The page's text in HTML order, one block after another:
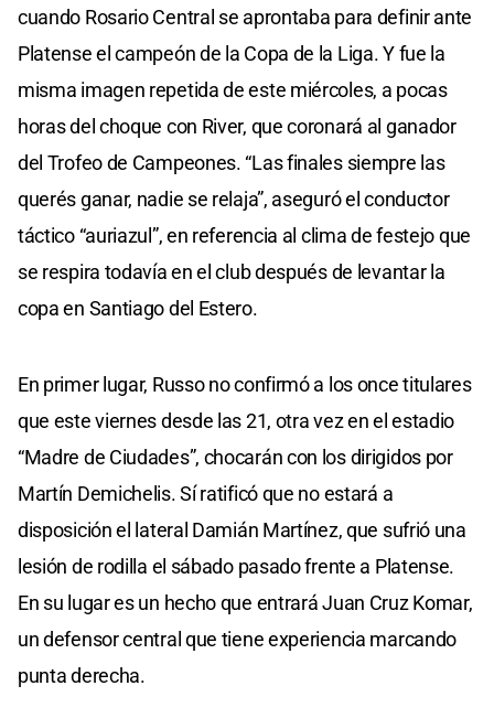
cuando Rosario Central se aprontaba para definir ante
Platense el campeón de la Copa de la Liga. Y fue la
misma imagen repetida de este miércoles, a pocas
horas del choque con River, que coronará al ganador
del Trofeo de Campeones. “Las finales siempre las
querés ganar, nadie se relaja”, aseguró el conductor
táctico “auriazul”, en referencia al clima de festejo que
se respira todavía en el club después de levantar la
copa en Santiago del Estero.
En primer lugar, Russo no confirmó a los once titulares
que este viernes desde las 21, otra vez en el estadio
“Madre de Ciudades”, chocarán con los dirigidos por
Martín Demichelis. Sí ratificó que no estará a
disposición el lateral Damián Martínez, que sufrió una
lesión de rodilla el sábado pasado frente a Platense.
En su lugar es un hecho que entrará Juan Cruz Komar,
un defensor central que tiene experiencia marcando
punta derecha.